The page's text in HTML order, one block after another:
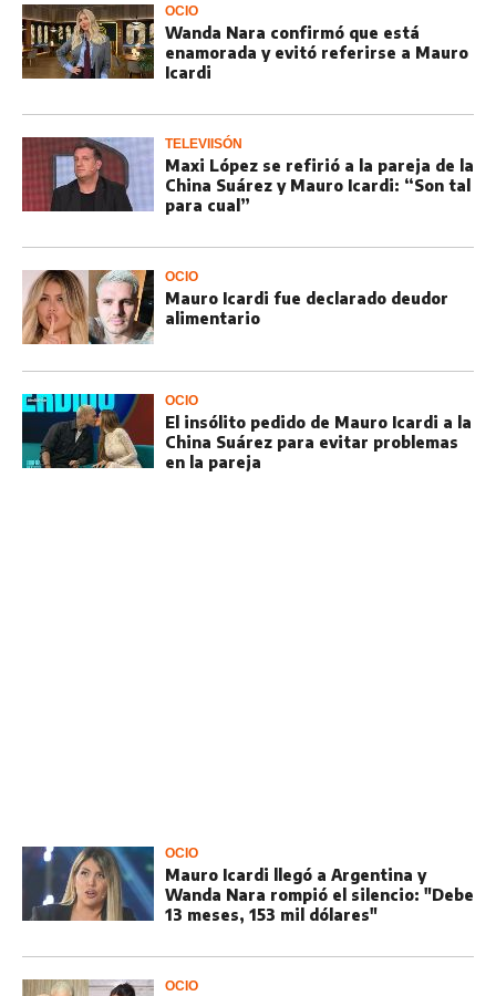
OCIO
Wanda Nara confirmó que está
enamorada y evitó referirse a Mauro
Icardi
TELEVIISÓN
Maxi López se refirió a la pareja de la
China Suárez y Mauro Icardi: “Son tal
para cual”
OCIO
Mauro Icardi fue declarado deudor
alimentario
OCIO
El insólito pedido de Mauro Icardi a la
China Suárez para evitar problemas
en la pareja
OCIO
Mauro Icardi llegó a Argentina y
Wanda Nara rompió el silencio: "Debe
13 meses, 153 mil dólares"
OCIO